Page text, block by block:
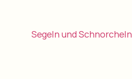
Segeln und Schnorcheln